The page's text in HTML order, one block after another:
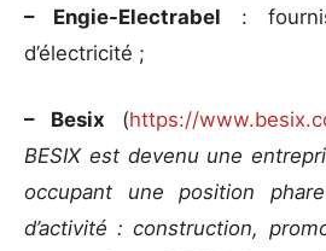
– Engie-Electrabel :
d’électricité ;
– Besix (https://
BESIX est devenu une
occupant une position
d’activité : construction,